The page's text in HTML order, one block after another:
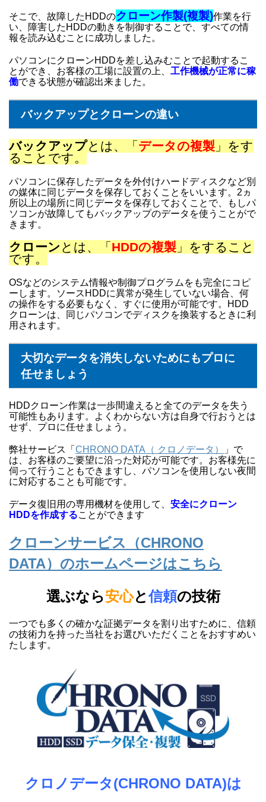
そこで、故障したHDDのクローン作製(複製)作業を行
い、障害したHDDの動きを制御することで、すべての情
報を読み込むことに成功しました。
パソコンにクローンHDDを差し込みむことで起動するこ
とができ、お客様の工場に設置の上、 工作機械が正常に稼
働できる状態が確認出来ました。
バックアップとクローンの違い
バックアップとは、「 データの複製 」をす
ることです。
パソコンに保存したデータを外付けハードディスクなど別
の媒体に同じデータを保存しておくことをいいます。2ヵ
所以上の場所に同じデータを保存しておくことで、もしパ
ソコンが故障してもバックアップのデータを使うことがで
きます。
クローン とは、「 HDDの複製 」をすること
です。
OSなどのシステム情報や制御プログラムをも完全にコピ
ーします。ソースHDDに異常が発生していない場合、何
の操作をする必要もなく、すぐに使用が可能です。HDD
クローンは、同じパソコンでディスクを換装するときに利
用されます。
大切なデータを消失しないためにもプロに
任せましょう
HDDクローン作業は一歩間違えると全てのデータを失う
可能性もあります。よくわからない方は自身で行おうとは
せず、プロに任せましょう。
弊社サービス「 CHRONO DATA（ クロノデータ）
」で
は、お客様のご要望に沿った対応が可能です。お客様先に
伺って行うこともできますし、パソコンを使用しない夜間
に対応することも可能です。
データ復旧用の専用機材を使用して、 安全にクローン
HDDを作成することができます
クローンサービス（CHRONO
DATA）のホームページはこちら
選ぶなら安心と信頼の技術
一つでも多くの確かな証拠データを割り出すために、信頼
の技術力を持った当社をお選びいただくことをおすすめい
たします。
クロノデータ(CHRONO DATA)は